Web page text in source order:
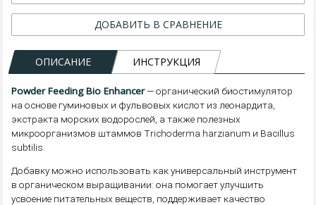
ДОБАВИТЬ В СРАВНЕНИЕ
ОПИСАНИЕ ИНСТРУКЦИЯ
Powder Feeding Bio Enhancer— органический биостимулятор
на основе гуминовых и фульвовых кислот из леонардита,
экстракта морских водорослей, а также полезных
микроорганизмов штаммов Trichoderma harzianum и Bacillus
subtilis.
Добавку можно использовать как универсальный инструмент
в органическом выращивании: она помогает улучшить
усвоение питательных веществ, поддерживает качество